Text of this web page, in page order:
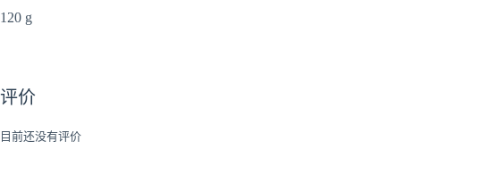
120 g
评价
目前还没有评价